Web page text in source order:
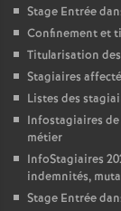
Stage Entrée
Confinement et
Titularisation
Stagiaires
Listes des
Infostagiaires de
métier
InfoStagiaires
indemnités,
Stage Entrée